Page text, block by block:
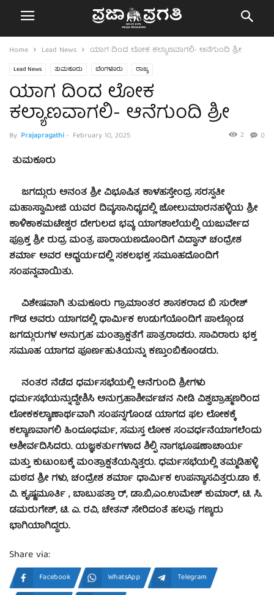
Home Lead News ಯಾಗ ದಿಂದ ಲೋಕ ಕಲ್ಯಾಣವಾಗಲಿ- ಆನೆಗುಂದಿ ಶ್ರೀ
Lead News ತುಮಕೂರು ಬೆಂಗಳೂರು ರಾಜ್ಯ
ಯಾಗ ದಿಂದ ಲೋಕ
ಕಲ್ಯಾಣವಾಗಲಿ- ಆನೆಗುಂದಿ ಶ್ರೀ
By Prajapragathi- February 10, 2025 0
2
ತುಮಕೂರು
ಜಗದ್ಗುರು ಅನಂತ ಶ್ರೀ ವಿಭೂಷಿತ ಕಾಳಹಸ್ತೇಂದ್ರ ಸರಸ್ಪತೀ
ಮಹಾಸ್ವಾಮೀಜಿ ಯವರ ದಿವ್ಯಸಾನಿಧ್ಯದಲ್ಲಿ ಜೋಲುಮಾರನಹಳ್ಳಿಯ ಶ್ರೀ
ಕಾಳಿಕಾಕಮಟೇಶ್ವರ ದೇಗುಲದ ಭವ್ಯ ಯಾಗಶಾಲೆಯಲ್ಲಿ ಯಜುರ್ವೇದ
ಪ್ರೂಕ್ತ ಶ್ರೀ ರುದ್ರ ಮಂತ್ರ ಪಾರಾಯಣದೊಂದಿಗೆ ವಿದ್ವಾನ್ ಚಂದ್ರೇಶ
ಶರ್ಮಾ ಅವರ ಆಧ್ವರ್ಯದಲ್ಲಿ ಸಕಲಭಕ್ತ ಸಮೂಹದೊಂದಿಗೆ
ಸಂಪನ್ನವಾಯಿತು.
ವಿಶೇಷವಾಗಿ ತುಮಕೂರು ಗ್ರಾಮಾಂತರ ಶಾಸಕರಾದ ಬಿ ಸುರೇಶ್
ಗೌಡ ಅವರು ಯಾಗದಲ್ಲಿ ಧಾರ್ಮಿಕ ಉಡುಗೆಯೊಂದಿಗೆ ಪಾಲ್ಗೊಂಡ
ಜಗದ್ಗುರುಗಳ ಅನುಗ್ರಹ ಮಂತ್ರಾಕ್ಷತೆಗೆ ಪಾತ್ರರಾದರು. ಸಾವಿರಾರು ಭಕ್ತ
ಸಮೂಹ ಯಾಗದ ಪೂರ್ಣಹುತಿಯನ್ನು ಕಣ್ತುಂಬಿಕೊಂಡರು.
ನಂತರ ನೆಡೆದ ಧರ್ಮಸಭೆಯಲ್ಲಿ ಆನೆಗುಂದಿ ಶ್ರೀಗಳು
ಧರ್ಮಸಭೆಯನ್ನುದ್ದೇಶಿಸಿ ಅನುಗ್ರಹಾಶೀರ್ವಚನ ನೀಡಿ ವಿಶ್ವಬ್ರಾಹ್ಮಣರಿಂದ
ಲೋಕಕಲ್ಯಾಣಾರ್ಥವಾಗಿ ಸಂಪನ್ನಗೊಂಡ ಯಾಗದ ಫಲ ಲೋಕಕ್ಕೆ
ಕಲ್ಯಾಣವಾಗಲಿ ಹಿಂದೂಧರ್ಮ, ಸಮಸ್ತ ಲೋಕ ಸಂವರ್ಧನೆಯಾಗಲೆಂದು
ಆಶೀರ್ವದಿಸಿದರು. ಯಜ್ಞಕರ್ತುಗಳಾದ ಶಿಲ್ಪಿ ನಾಗಭೂಷಣಾಚಾರ್ಯ
ಮತ್ತು ಕುಟುಂಬಕ್ಕೆ ಮಂತ್ರಾಕ್ಷತೆಯನ್ನಿತ್ತರು. ಧರ್ಮಸಭೆಯಲ್ಲಿ ತಮ್ಮಡಿಹಳ್ಳಿ
ಮಠದ ಶ್ರೀ ಗಳು, ಚಂದ್ರೇಶ ಶರ್ಮಾ ಧಾರ್ಮಿಕ ಉಪನ್ಯಾಸವಿತ್ತರು.ಡಾ ಕೆ.
ವಿ. ಕೃಷ್ಣಮೂರ್ತಿ , ಬಾಬುಪತ್ತಾ ರ್, ಡಾ.ಬಿ,ಎಂ.ಉಮೇಶ್ ಕುಮಾರ್, ಟಿ. ಸಿ.
ಡಮರುಗೇಶ್, ಟಿ. ಎ. ರವಿ, ಚೇತನ್ ಸೇರಿದಂತೆ ಹಲವು ಗಣ್ಯರು
ಭಾಗಿಯಾಗಿದ್ದರು.
Share via:
Facebook WhatsApp
Telegram